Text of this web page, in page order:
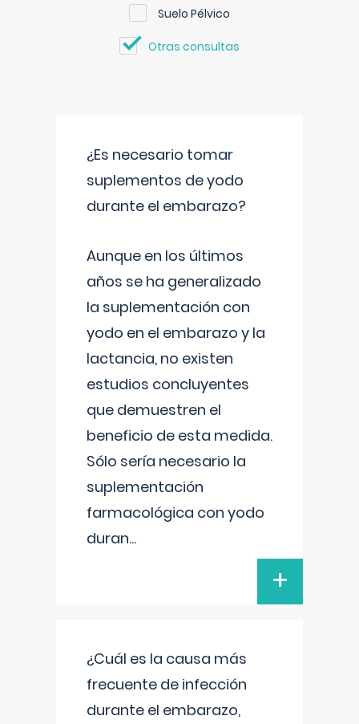
Suelo Pélvico
Otras consultas
¿Es necesario tomar
suplementos de yodo
durante el embarazo?
Aunque en los últimos
años se ha generalizado
la suplementación con
yodo en el embarazo y la
lactancia, no existen
estudios concluyentes
que demuestren el
beneficio de esta medida.
Sólo sería necesario la
suplementación
farmacológica con yodo
duran...
+
¿Cuál es la causa más
frecuente de infección
durante el embarazo,